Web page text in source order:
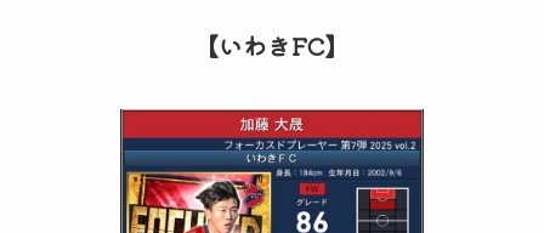
【いわきFC】